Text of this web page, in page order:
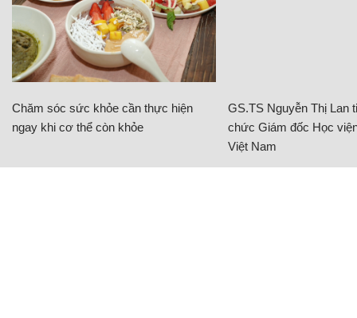
Chăm sóc sức khỏe cần thực hiện
ngay khi cơ thể còn khỏe
GS.TS Nguyễn Thị Lan
chức Giám đốc Học
Việt Nam